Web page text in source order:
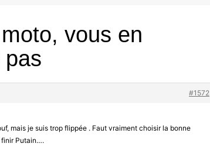
vous en
pas
#1572
mais je suis trop flippée . Faut vraiment choisir la bonne
finir Putain….